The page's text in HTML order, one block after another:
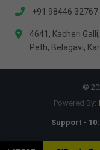
+91 98446 32767
4641, Kacheri
Peth, Belagavi,
©
Powered By:
Support -